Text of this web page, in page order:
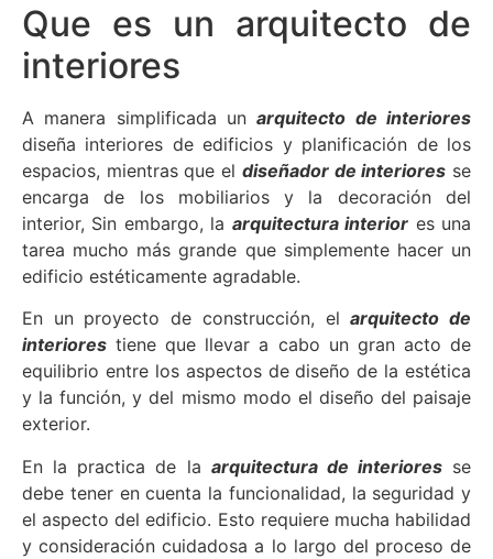
Que es un arquitecto de
interiores
A manera simplificada unarquitecto de interiores
diseña interiores de edificios y planificación de los
espacios, mientras que el diseñador de interiores se
encarga de los mobiliarios y la decoración del
interior, Sin embargo, la arquitectura interior es una
tarea mucho más grande que simplemente hacer un
edificio estéticamente agradable.
En un proyecto de construcción, elarquitecto de
interiores tiene que llevar a cabo un gran acto de
equilibrio entre los aspectos de diseño de la estética
y la función, y del mismo modo el diseño del paisaje
exterior.
En la practica de la arquitectura de interioresse
debe tener en cuenta la funcionalidad, la seguridad y
el aspecto del edificio. Esto requiere mucha habilidad
y consideración cuidadosa a lo largo del proceso de